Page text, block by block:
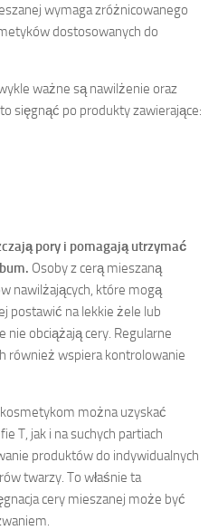
wymaga zróżnicowanego
dostosowanych do
ważne są nawilżenie oraz
sięgnąć po produkty zawierające:
pory i pomagają utrzymać
Osoby z cerą mieszaną
nawilżających, które mogą
postawić na lekkie żele lub
obciążają cery. Regularne
również wspiera kontrolowanie
można uzyskać
T, jak i na suchych partiach
produktów do indywidualnych
twarzy. To właśnie ta
cery mieszanej może być